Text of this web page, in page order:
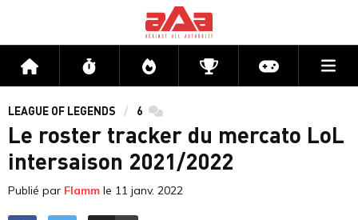
Accueil Flux Directs CompétitionsActu jeux
LEAGUE OF LEGENDS 6 commentaires
Le roster tracker du mercato LoL
intersaison 2021/2022
Publié par Flamm le 11 janv. 2022